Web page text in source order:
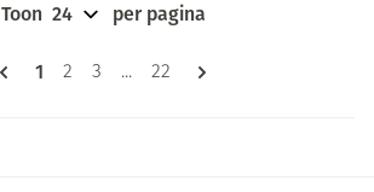
Pagina's
U lees momenteel pagina
1 Pagina
2 Pagina
3 ... Pagina
22
Toon per pagina